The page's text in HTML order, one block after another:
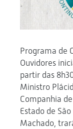
Programa de
Ouvidores
partir das
Ministro
Companhia
Estado de
Machado,